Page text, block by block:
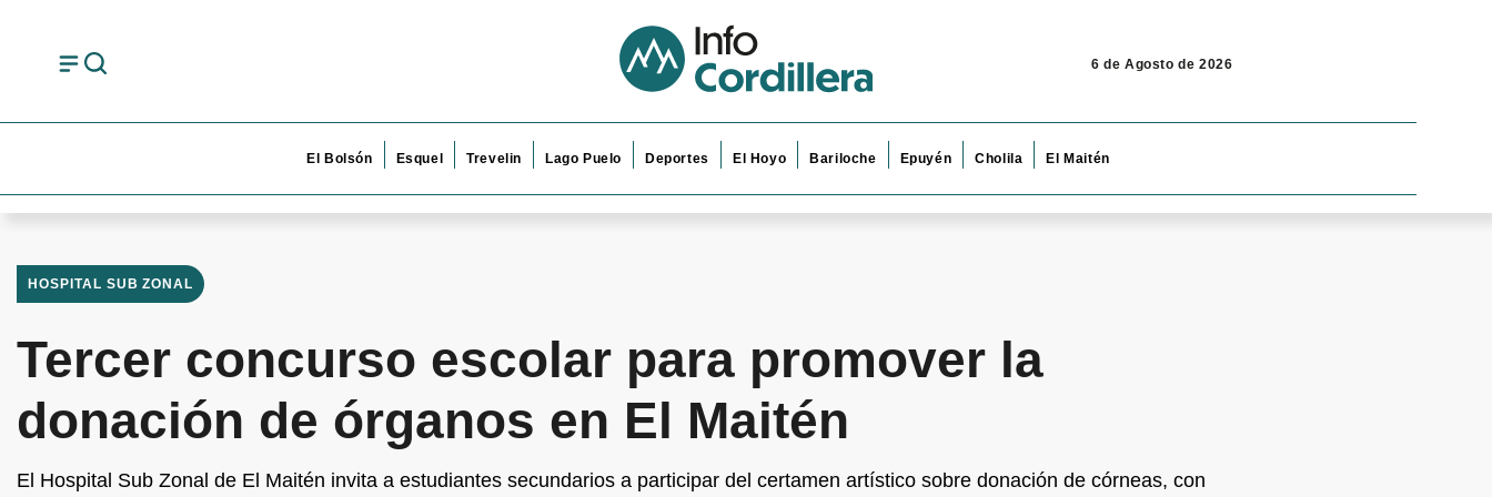
6 de Agosto de 2026
El Bolsón Esquel Trevelin Lago Puelo Deportes El Hoyo Bariloche Epuyén Cholila El Maitén
HOSPITAL SUB ZONAL
Tercer concurso escolar para promover la
donación de órganos en El Maitén
El Hospital Sub Zonal de El Maitén invita a estudiantes secundarios a participar del certamen artístico sobre donación de córneas, con